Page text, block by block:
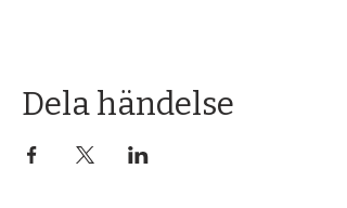
Dela händelse